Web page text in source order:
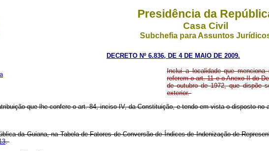
Presidência da
Casa Civil
Subchefia para Assuntos
DECRETO Nº 6.836, DE 4 DE MAIO DE 2009.
Inclui a localidade que
referem o art. 11 e o Anexo II do
de outubro de 1972, que dispõe
exterior.
que lhe confere o art. 84, inciso IV, da Constituição, e tendo em vista o disposto no
da Guiana, na Tabela de Fatores de Conversão de Índices de Indenização de
.